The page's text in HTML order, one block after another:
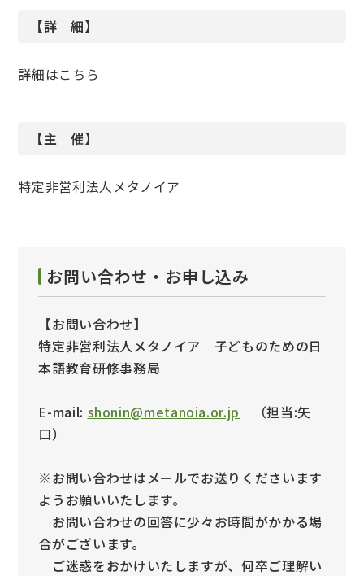
【詳 細】
詳細はこちら
【主 催】
特定非営利法人メタノイア
お問い合わせ・お申し込み
【お問い合わせ】
特定非営利法人メタノイア 子どものための日
本語教育研修事務局
E-mail: shonin@metanoia.or.jp （担当:矢
口）
※お問い合わせはメールでお送りくださいます
ようお願いいたします。
お問い合わせの回答に少々お時間がかかる場
合がございます。
ご迷惑をおかけいたしますが、何卒ご理解い